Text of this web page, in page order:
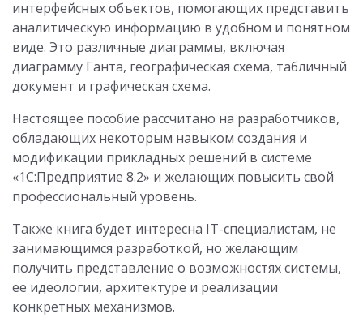
интерфейсных объектов, помогающих представить
аналитическую информацию в удобном и понятном
виде. Это различные диаграммы, включая
диаграмму Ганта, географическая схема, табличный
документ и графическая схема.
Настоящее пособие рассчитано на разработчиков,
обладающих некоторым навыком создания и
модификации прикладных решений в системе
«1С:Предприятие 8.2» и желающих повысить свой
профессиональный уровень.
Также книга будет интересна IT-специалистам, не
занимающимся разработкой, но желающим
получить представление о возможностях системы,
ее идеологии, архитектуре и реализации
конкретных механизмов.